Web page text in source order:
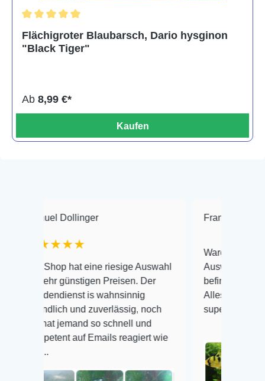
Flächigroter Blaubarsch, Dario hysginon
"Black Tiger"
Ab 8,99 €*
Kaufen
hat eine riesige Auswahl
Preisen. Der
is wahnsinnig
und zuverlässig, noch
so schnell und
auf Emails reagiert wie
Frank Hackmayer
Warenanlieferung Top und
Auswahl plus
befinden der Fische
Alles ist quick lebendig und
super Zustand. Gerne